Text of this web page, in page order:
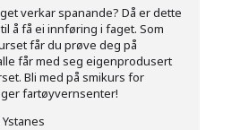
verkar spanande? Då er dette
å få ei innføring i faget. Som
får du prøve deg på
får med seg eigenprodusert
Bli med på smikurs for
fartøyvernsenter!